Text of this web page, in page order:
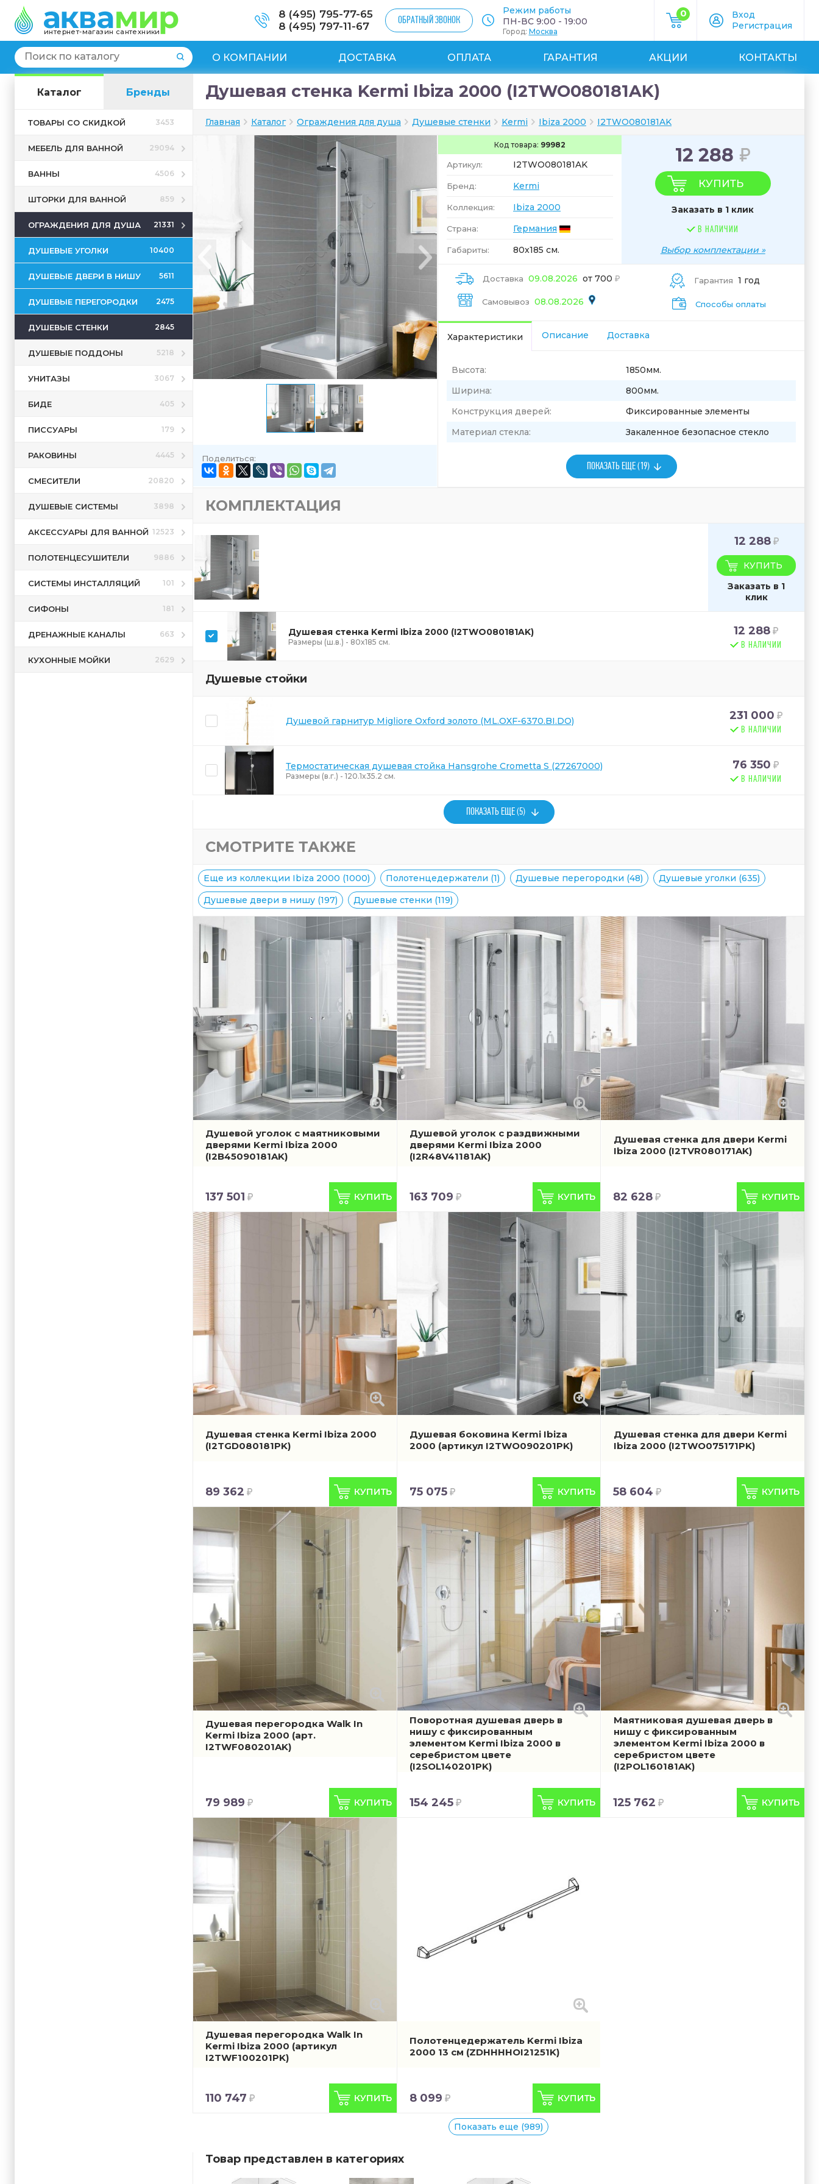
интернет-магазин сантехники
8 (495) 795-77-65
8 (495) 797-11-67
ОБРАТНЫЙ ЗВОНОК
Режим работы
ПН-ВС 9:00 - 19:00
Город: Москва
0
Вход
Регистрация
О КОМПАНИИ ДОСТАВКА ОПЛАТА ГАРАНТИЯ АКЦИИ КОНТАКТЫ
Каталог Бренды
ТОВАРЫ СО СКИДКОЙ 3453
МЕБЕЛЬ ДЛЯ ВАННОЙ 29094
ВАННЫ 4506
ШТОРКИ ДЛЯ ВАННОЙ 859
ОГРАЖДЕНИЯ ДЛЯ ДУША 21331
ДУШЕВЫЕ УГОЛКИ 10400
ДУШЕВЫЕ ДВЕРИ В НИШУ 5611
ДУШЕВЫЕ ПЕРЕГОРОДКИ 2475
ДУШЕВЫЕ СТЕНКИ 2845
ДУШЕВЫЕ ПОДДОНЫ 5218
УНИТАЗЫ 3067
БИДЕ 405
ПИССУАРЫ 179
РАКОВИНЫ 4445
СМЕСИТЕЛИ 20820
ДУШЕВЫЕ СИСТЕМЫ 3898
АКСЕССУАРЫ ДЛЯ ВАННОЙ 12523
ПОЛОТЕНЦЕСУШИТЕЛИ 9886
СИСТЕМЫ ИНСТАЛЛЯЦИЙ 101
СИФОНЫ 181
ДРЕНАЖНЫЕ КАНАЛЫ 663
КУХОННЫЕ МОЙКИ 2629
Душевая стенка Kermi Ibiza 2000 (I2TWO080181AK)
Главная Каталог Ограждения для душа Душевые стенки Kermi Ibiza 2000 I2TWO080181AK
Поделиться:
Код товара: 99982
Артикул: I2TWO080181AK
Бренд: Kermi
Коллекция: Ibiza 2000
Страна: Германия
Габариты: 80x185 см.
12 288
КУПИТЬ
Заказать в 1 клик
В НАЛИЧИИ
Выбор комплектации »
Доставка 09.08.2026 от 700
Самовывоз 08.08.2026
Гарантия 1 год
Способы оплаты
Характеристики Описание Доставка
Высота:
1850мм.
Ширина:
800мм.
Конструкция дверей:
Фиксированные элементы
Материал стекла:
Закаленное безопасное стекло
ПОКАЗАТЬ ЕЩЕ (19)
КОМПЛЕКТАЦИЯ
12 288
КУПИТЬ
Заказать в 1
клик
Душевая стенка Kermi Ibiza 2000 (I2TWO080181AK)
Размеры (ш.в.) - 80x185 см.
12 288
В НАЛИЧИИ
Душевые стойки
Душевой гарнитур Migliore Oxford золото (ML.OXF-6370.BI.DO) 231 000
В НАЛИЧИИ
Термостатическая душевая стойка Hansgrohe Crometta S (27267000)
Размеры (в.г.) - 120.1x35.2 см.
76 350
В НАЛИЧИИ
ПОКАЗАТЬ ЕЩЕ (5)
СМОТРИТЕ ТАКЖЕ
Еще из коллекции Ibiza 2000 (1000) Полотенцедержатели (1) Душевые перегородки (48)
Душевые уголки (635)
Душевые двери в нишу (197)
Душевые стенки (119)
Душевой уголок с маятниковыми
дверями Kermi Ibiza 2000
(I2B45090181AK)
137 501
Душевой уголок с раздвижными
дверями Kermi Ibiza 2000
(I2R48V41181AK)
163 709
Душевая стенка для двери Kermi
Ibiza 2000 (I2TVR080171AK)
82 628
Душевая стенка Kermi Ibiza 2000
(I2TGD080181PK)
89 362
Душевая боковина Kermi Ibiza
2000 (артикул I2TWO090201PK)
75 075
Душевая стенка для двери Kermi
Ibiza 2000 (I2TWO075171PK)
58 604
Душевая перегородка Walk In
Kermi Ibiza 2000 (арт.
I2TWF080201AK)
79 989
Поворотная душевая дверь в
нишу с фиксированным
элементом Kermi Ibiza 2000 в
серебристом цвете
(I2SOL140201PK)
154 245
Маятниковая душевая дверь в
нишу с фиксированным
элементом Kermi Ibiza 2000 в
серебристом цвете
(I2POL160181AK)
125 762
Душевая перегородка Walk In
Kermi Ibiza 2000 (артикул
I2TWF100201PK)
110 747
Полотенцедержатель Kermi Ibiza
2000 13 см (ZDHHHHOI21251K)
8 099
Показать еще (989)
Товар представлен в категориях